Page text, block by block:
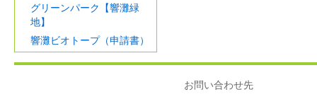
グリーンパーク【響灘緑
地】
響灘ビオトープ（申請書）
お問い合わせ先